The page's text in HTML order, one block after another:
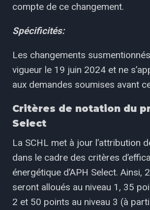
compte de ce changement.
Spécificités:
Les changements
vigueur le 19 juin 2024 et ne
aux demandes soumises avant
Critères de notation du
Select
La SCHL met à jour l’attribution
dans le cadre des critères
énergétique d’APH Select. Ainsi,
seront alloués au niveau 1, 35
2 et 50 points au niveau 3 (à